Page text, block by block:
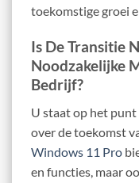
toekomstige groei
Is De Transitie
Noodzakelijke
Bedrijf?
U staat op het punt
over de toekomst
Windows 11 Pro
en functies, maar